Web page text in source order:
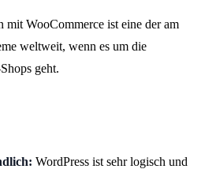
mit WooCommerce ist eine der am
weltweit, wenn es um die
geht.
WordPress ist sehr logisch und